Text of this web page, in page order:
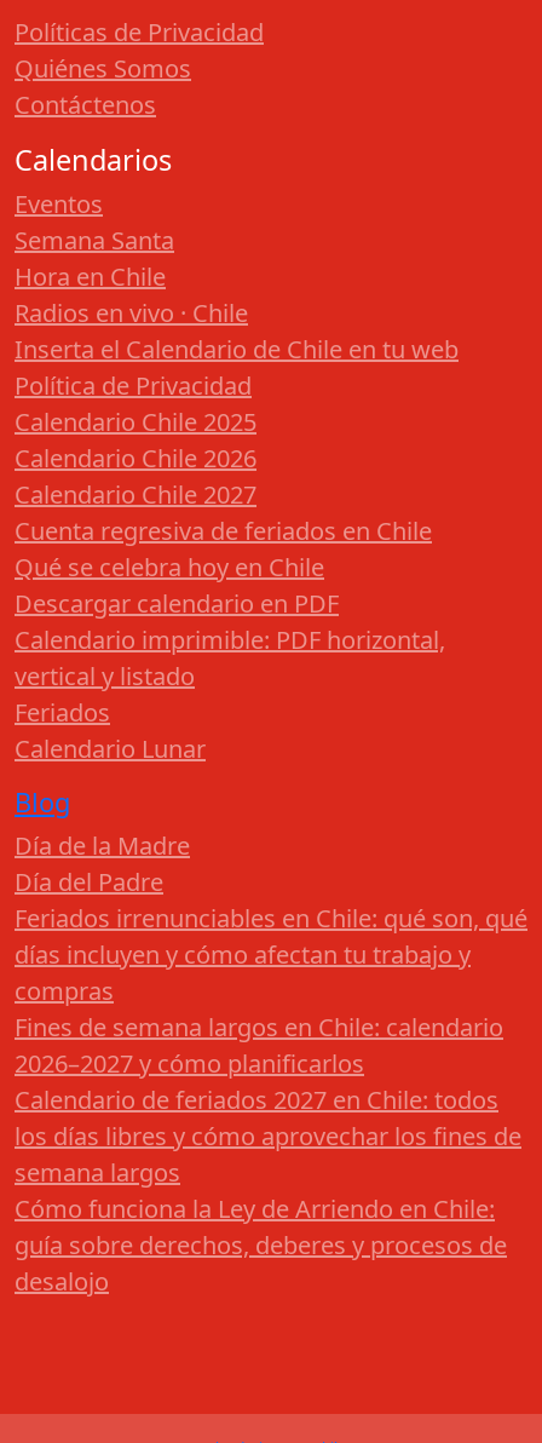
Políticas de Privacidad
Quiénes Somos
Contáctenos
Calendarios
Eventos
Semana Santa
Hora en Chile
Radios en vivo · Chile
Inserta el Calendario de Chile en tu web
Política de Privacidad
Calendario Chile 2025
Calendario Chile 2026
Calendario Chile 2027
Cuenta regresiva de feriados en Chile
Qué se celebra hoy en Chile
Descargar calendario en PDF
Calendario imprimible: PDF horizontal,
vertical y listado
Feriados
Calendario Lunar
Blog
Día de la Madre
Día del Padre
Feriados irrenunciables en Chile: qué son, qué
días incluyen y cómo afectan tu trabajo y
compras
Fines de semana largos en Chile: calendario
2026–2027 y cómo planificarlos
Calendario de feriados 2027 en Chile: todos
los días libres y cómo aprovechar los fines de
semana largos
Cómo funciona la Ley de Arriendo en Chile:
guía sobre derechos, deberes y procesos de
desalojo